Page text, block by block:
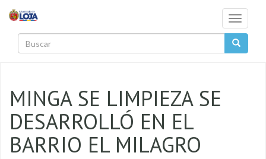
Toggle
MINGA SE LIMPIEZA SE
DESARROLLÓ EN EL
BARRIO EL MILAGRO